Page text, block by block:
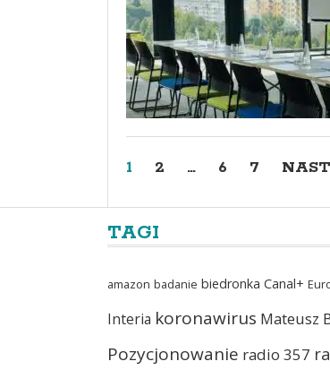
1 2 … 6 7
TAGI
amazon badanie biedronka Canal+
Interia koronawirus Mateusz
Pozycjonowanie radio 357